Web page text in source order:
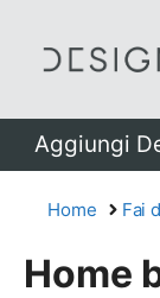
Aggiungi
Home Fai
Home